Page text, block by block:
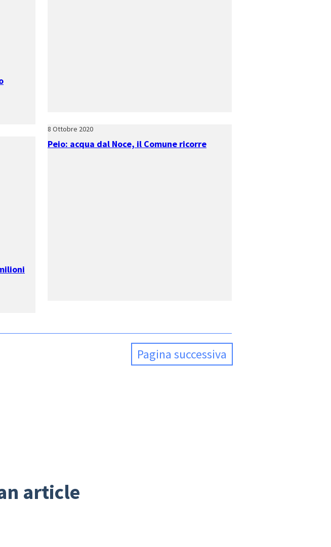
8 Ottobre 2020
Peio: acqua dal Noce, il Comune ricorre
Pagina successiva
article